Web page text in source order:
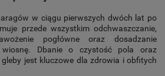
w ciągu pierwszych dwóch lat po
przede wszystkim odchwaszczanie,
pogłówne oraz dosadzanie
Dbanie o czystość pola oraz
jest kluczowe dla zdrowia i obfitych